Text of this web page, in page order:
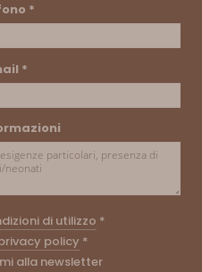
*
*
di utilizzo *
policy *
alla newsletter